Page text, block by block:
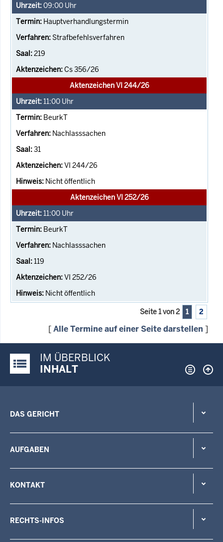
09:00 Uhr
Hauptverhandlungstermin
Strafbefehlsverfahren
219
Cs 356/26
Aktenzeichen VI 244/26
11:00 Uhr
BeurkT
Nachlasssachen
31
VI 244/26
Nicht öffentlich
Aktenzeichen VI 252/26
11:00 Uhr
BeurkT
Nachlasssachen
119
VI 252/26
Nicht öffentlich
Seite 1 von 2 1 2
[Alle Termine auf einer Seite darstellen ]
Justiz-Portal im Überblick:
IM ÜBERBLICK
INHALT
DAS GERICHT
AUFGABEN
KONTAKT
RECHTS-INFOS